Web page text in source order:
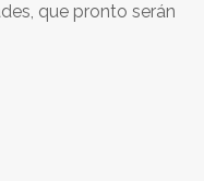
que pronto serán